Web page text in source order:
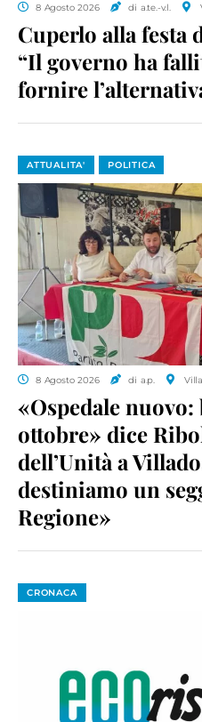
8 Agosto 2026 di a.te.-v.l.
Cuperlo alla festa
“Il governo ha
fornire
ATTUALITA' POLITICA
8 Agosto 2026 di a.p.
«Ospedale
ottobre» dice
dell’Unità a
destiniamo un
Regione»
CRONACA